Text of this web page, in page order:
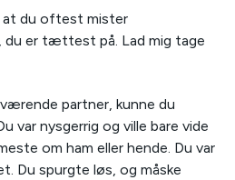
at du oftest mister
du er tættest på. Lad mig tage
partner, kunne du
var nysgerrig og ville bare vide
om ham eller hende. Du var
Du spurgte løs, og måske